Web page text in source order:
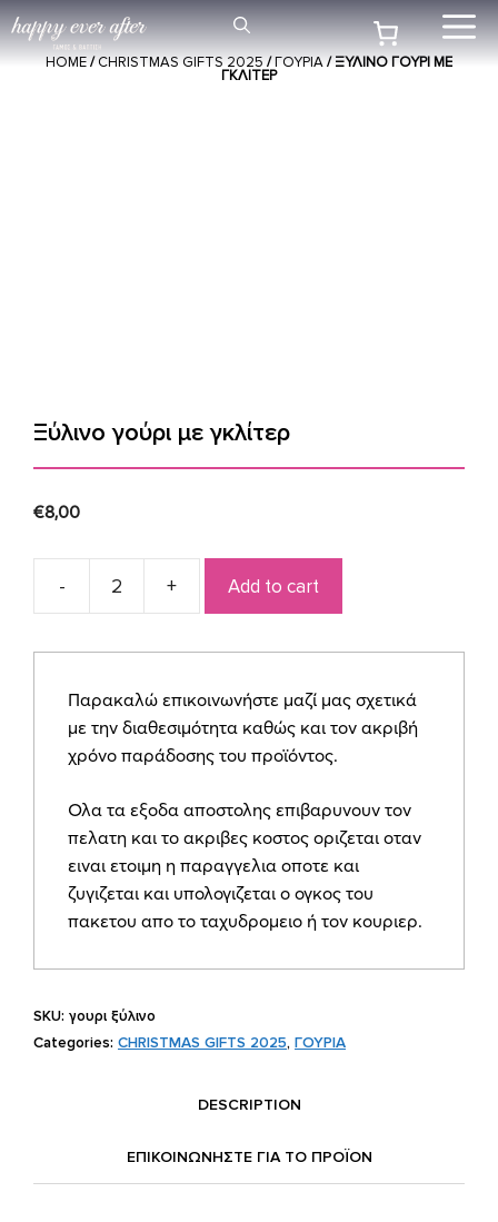
Μετάβαση
σε
περιεχόμενο
HOME/CHRISTMAS GIFTS 2025/ΓΟΥΡΙΑ/ ΞΎΛΙΝΟ ΓΟΎΡΙ ΜΕ
ΓΚΛΊΤΕΡ
Ξύλινο γούρι με γκλίτερ
€8,00
Ξύλινο
με
quantity
Add to cart
Παρακαλώ επικοινωνήστε μαζί μας σχετικά
με την διαθεσιμότητα καθώς και τον ακριβή
χρόνο παράδοσης του προϊόντος.
Ολα τα εξοδα αποστολης επιβαρυνουν τον
πελατη και το ακριβες κοστος οριζεται οταν
ειναι ετοιμη η παραγγελια οποτε και
ζυγιζεται και υπολογιζεται ο ογκος του
πακετου απο το ταχυδρομειο ή τον κουριερ.
SKU: γουρι ξύλινο
Categories: CHRISTMAS GIFTS 2025, ΓΟΥΡΙΑ
DESCRIPTION
ΕΠΙΚΟΙΝΩΝΗΣΤΕ ΓΙΑ ΤΟ ΠΡΟΪOΝ